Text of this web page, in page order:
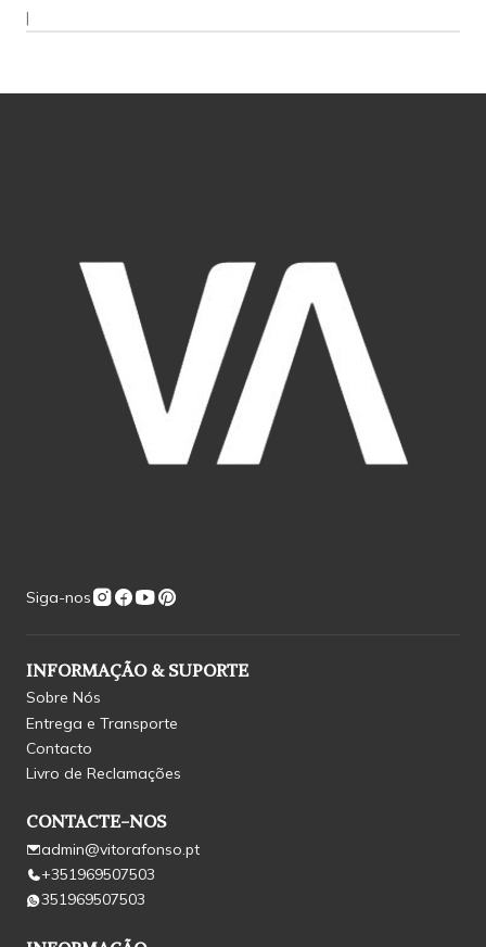
|
Siga-nos
INFORMAÇÃO & SUPORTE
Sobre Nós
Entrega e Transporte
Contacto
Livro de Reclamações
CONTACTE-NOS
admin@vitorafonso.pt
+351969507503
351969507503